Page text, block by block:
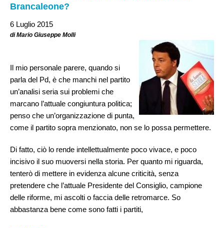
Brancaleone?
6 Luglio 2015
di Mario Giuseppe Molli
Il mio personale parere, quando si
parla del Pd, è che manchi nel partito
un’analisi seria sui problemi che
marcano l’attuale congiuntura politica;
penso che un’organizzazione di punta,
come il partito sopra menzionato, non se lo possa permettere.
Di fatto, ciò lo rende intellettualmente poco vivace, e poco
incisivo il suo muoversi nella storia. Per quanto mi riguarda,
tenterò di mettere in evidenza alcune criticità, senza
pretendere che l’attuale Presidente del Consiglio, campione
delle riforme, mi ascolti o faccia delle retromarce. So
abbastanza bene come sono fatti i partiti,